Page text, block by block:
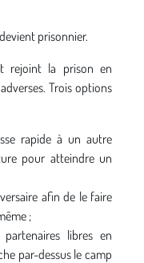
prisonnier.
rejoint la prison en
Trois options
rapide à un autre
pour atteindre un
afin de le faire
;
libres en
par-dessus le camp